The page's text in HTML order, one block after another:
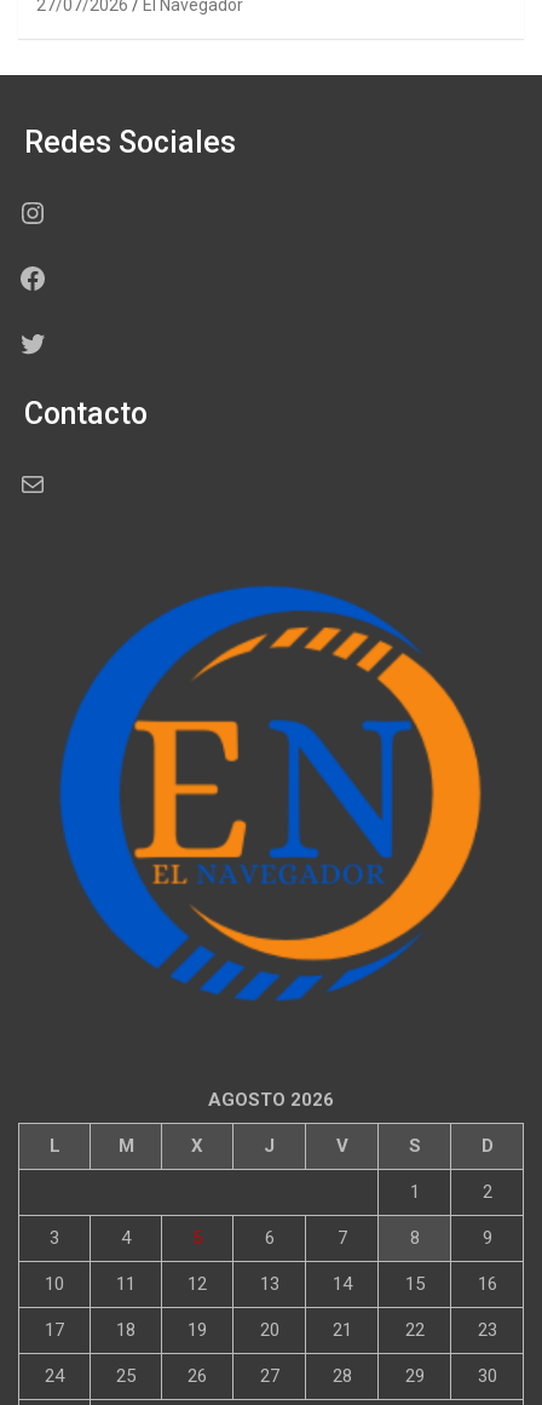
27/07/2026 El Navegador
Redes Sociales
Instagram
Facebook
Twitter
Contacto
Correo electrónico
AGOSTO 2026
L M X J V S D
1 2
3 4 5 6 7 8 9
10 11 12 13 14 15 16
17 18 19 20 21 22 23
24 25 26 27 28 29 30